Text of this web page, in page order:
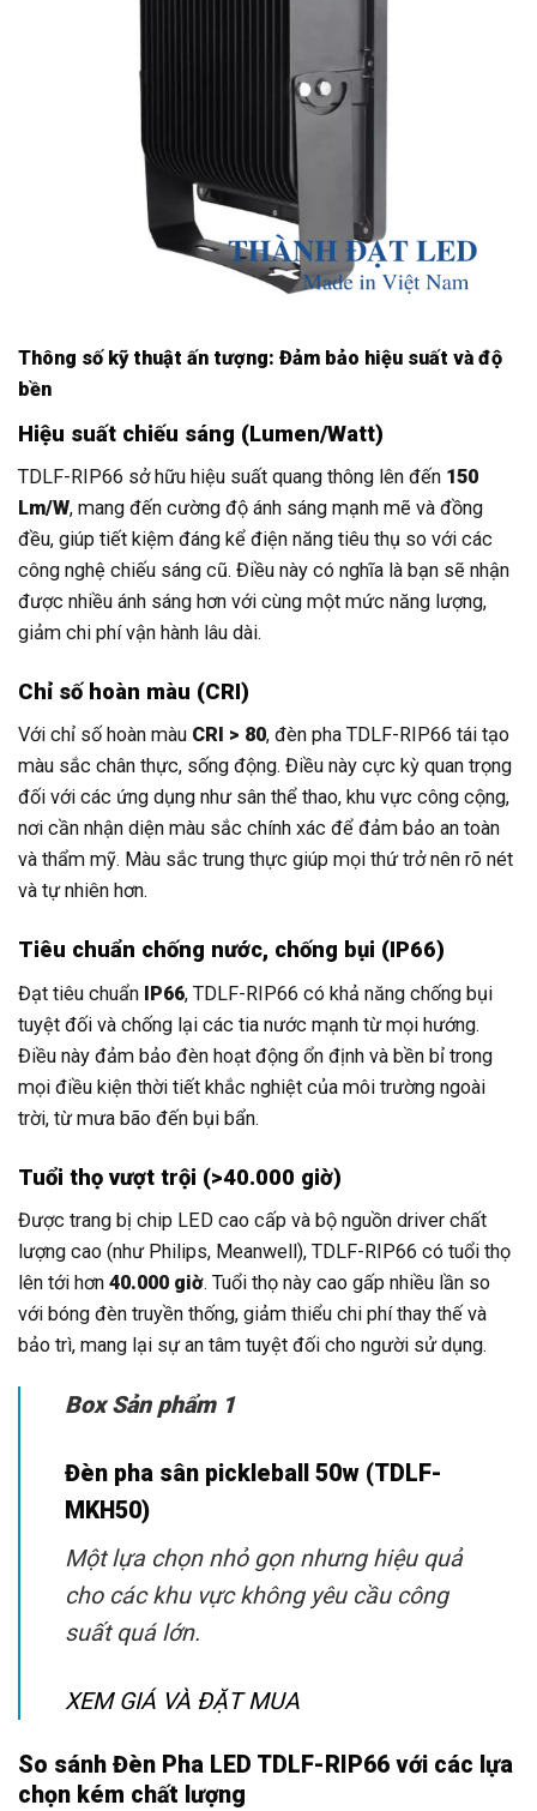
Thông số kỹ thuật ấn tượng: Đảm bảo hiệu suất và độ
bền
Hiệu suất chiếu sáng (Lumen/Watt)
TDLF-RIP66 sở hữu hiệu suất quang thông lên đến 150
Lm/W, mang đến cường độ ánh sáng mạnh mẽ và đồng
đều, giúp tiết kiệm đáng kể điện năng tiêu thụ so với các
công nghệ chiếu sáng cũ. Điều này có nghĩa là bạn sẽ nhận
được nhiều ánh sáng hơn với cùng một mức năng lượng,
giảm chi phí vận hành lâu dài.
Chỉ số hoàn màu (CRI)
Với chỉ số hoàn màu CRI > 80, đèn pha TDLF-RIP66 tái tạo
màu sắc chân thực, sống động. Điều này cực kỳ quan trọng
đối với các ứng dụng như sân thể thao, khu vực công cộng,
nơi cần nhận diện màu sắc chính xác để đảm bảo an toàn
và thẩm mỹ. Màu sắc trung thực giúp mọi thứ trở nên rõ nét
và tự nhiên hơn.
Tiêu chuẩn chống nước, chống bụi (IP66)
Đạt tiêu chuẩn IP66, TDLF-RIP66 có khả năng chống bụi
tuyệt đối và chống lại các tia nước mạnh từ mọi hướng.
Điều này đảm bảo đèn hoạt động ổn định và bền bỉ trong
mọi điều kiện thời tiết khắc nghiệt của môi trường ngoài
trời, từ mưa bão đến bụi bẩn.
Tuổi thọ vượt trội (>40.000 giờ)
Được trang bị chip LED cao cấp và bộ nguồn driver chất
lượng cao (như Philips, Meanwell), TDLF-RIP66 có tuổi thọ
lên tới hơn 40.000 giờ. Tuổi thọ này cao gấp nhiều lần so
với bóng đèn truyền thống, giảm thiểu chi phí thay thế và
bảo trì, mang lại sự an tâm tuyệt đối cho người sử dụng.
Box Sản phẩm 1
Đèn pha sân pickleball 50w (TDLF-
MKH50)
Một lựa chọn nhỏ gọn nhưng hiệu quả
cho các khu vực không yêu cầu công
suất quá lớn.
XEM GIÁ VÀ ĐẶT MUA
So sánh Đèn Pha LED TDLF-RIP66 với các lựa
chọn kém chất lượng